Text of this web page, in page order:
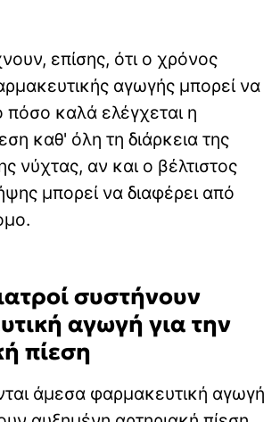
επίσης, ότι ο χρόνος
αγωγής μπορεί να
πόσο καλά ελέγχεται η
καθ' όλη τη διάρκεια της
νύχτας, αν και ο βέλτιστος
μπορεί να διαφέρει από
συστήνουν
αγωγή για την
πίεση
άμεσα φαρμακευτική αγωγή